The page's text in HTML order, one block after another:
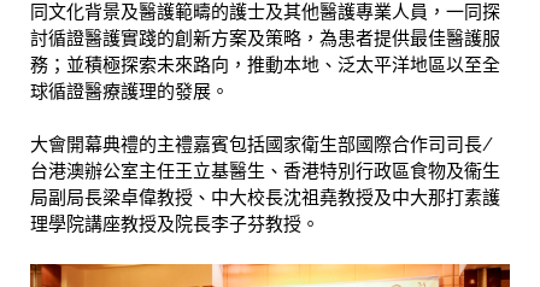
同文化背景及醫護範疇的護士及其他醫護專業人員，一同探
討循證醫護實踐的創新方案及策略，為患者提供最佳醫護服
務；並積極探索未來路向，推動本地、泛太平洋地區以至全
球循證醫療護理的發展。
大會開幕典禮的主禮嘉賓包括國家衛生部國際合作司司長/
台港澳辦公室主任王立基醫生、香港特別行政區食物及衞生
局副局長梁卓偉教授、中大校長沈祖堯教授及中大那打素護
理學院講座教授及院長李子芬教授。